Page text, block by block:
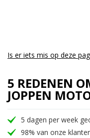
Comfortabel en
op de weg als
Betrouwbare
betrouwbaarheid
avontuur.
Is er iets mis op deze
5 REDENEN
JOPPEN
5 dagen per week
98% van onze